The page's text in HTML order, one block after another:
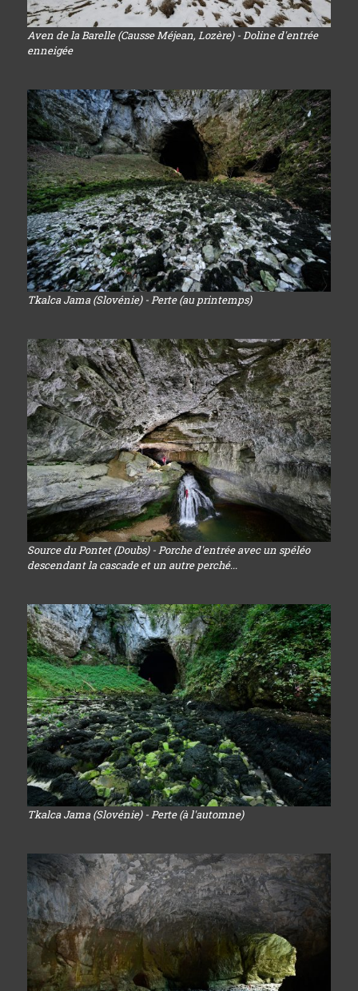
Aven de la Barelle (Causse Méjean, Lozère) - Doline d'entrée
enneigée
Tkalca Jama (Slovénie) - Perte (au printemps)
Source du Pontet (Doubs) - Porche d'entrée avec un spéléo
descendant la cascade et un autre perché...
Tkalca Jama (Slovénie) - Perte (à l'automne)